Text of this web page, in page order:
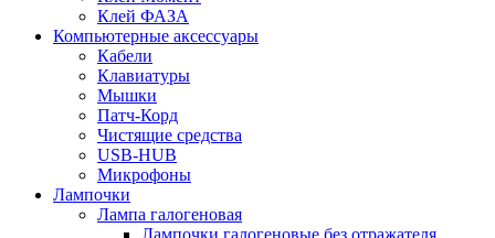
Клей ФАЗА
Компьютерные аксессуары
Кабели
Клавиатуры
Мышки
Патч-Корд
Чистящие средства
USB-HUB
Микрофоны
Лампочки
Лампа галогеновая
Лампочки галогеновые без отражателя